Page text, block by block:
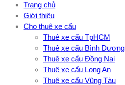
Trang chủ
Giới thiệu
Cho thuê xe cẩu
Thuê xe cẩu TpHCM
Thuê xe cẩu Bình Dương
Thuê xe cẩu Đồng Nai
Thuê xe cẩu Long An
Thuê xe cẩu Vũng Tàu